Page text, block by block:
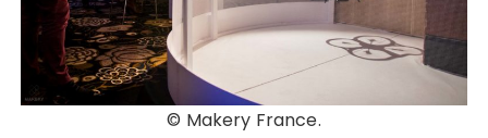
© Makery France.